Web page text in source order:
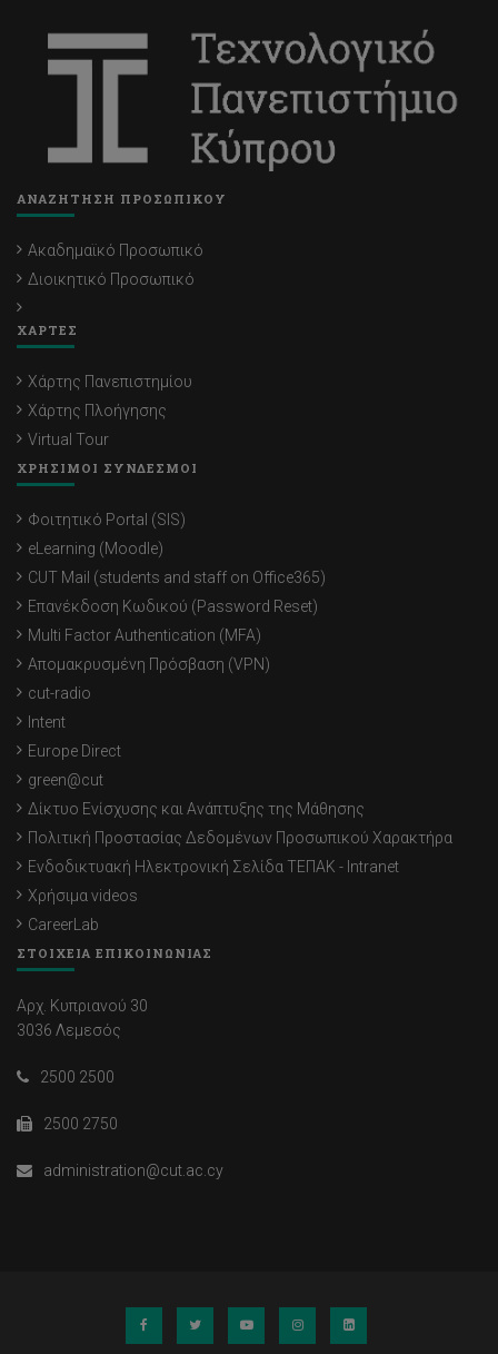
ΑΝΑΖΗΤΗΣΗ ΠΡΟΣΩΠΙΚΟΥ
Ακαδημαϊκό Προσωπικό
Διοικητικό Προσωπικό
ΧΑΡΤΕΣ
Χάρτης Πανεπιστημίου
Χάρτης Πλοήγησης
Virtual Tour
ΧΡΗΣΙΜΟΙ ΣΥΝΔΕΣΜΟΙ
Φοιτητικό Portal (SIS)
eLearning (Moodle)
CUT Mail (students and staff on Office365)
Επανέκδοση Κωδικού (Password Reset)
Multi Factor Authentication (MFA)
Απομακρυσμένη Πρόσβαση (VPN)
cut-radio
Intent
Europe Direct
green@cut
Δίκτυο Ενίσχυσης και Ανάπτυξης της Μάθησης
Πολιτική Προστασίας Δεδομένων Προσωπικού Χαρακτήρα
Ενδοδικτυακή Ηλεκτρονική Σελίδα ΤΕΠΑΚ - Intranet
Χρήσιμα videos
CareerLab
ΣΤΟΙΧΕΙΑ ΕΠΙΚΟΙΝΩΝΙΑΣ
Αρχ. Κυπριανού 30
3036 Λεμεσός
2500 2500
2500 2750
administration@cut.ac.cy